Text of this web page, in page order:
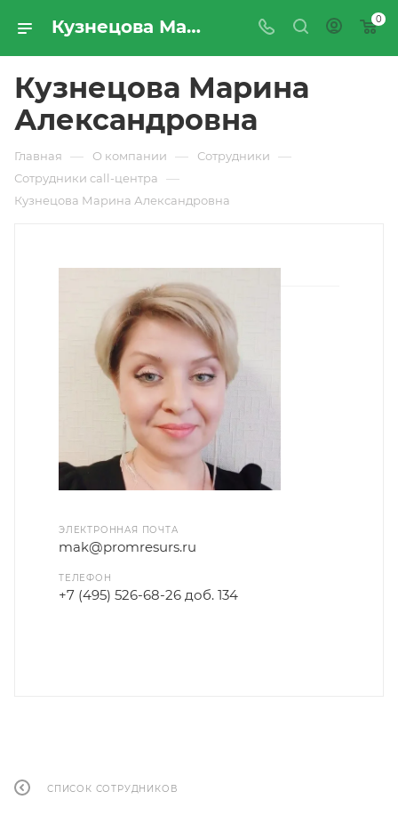
Кузнецова Марина Александровна | Сотрудники call-центра компании «ПРОМРЕСУРССЕРВИС» 0
Кузнецова Марина
Александровна
Главная — О компании — Сотрудники —
Сотрудники call-центра —
Кузнецова Марина Александровна
ЭЛЕКТРОННАЯ ПОЧТА
mak@promresurs.ru
ТЕЛЕФОН
+7 (495) 526-68-26 доб. 134
СПИСОК СОТРУДНИКОВ